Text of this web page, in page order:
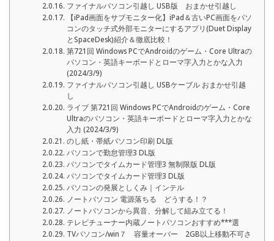
ファイナルパソコン引越し USB版 おまかせ引越し
【iPad画面をサブモニター化】iPad＆古いPC画面をパソ
コンのタッチ式外部モニターにするアプリ(Duet Display
とSpaceDesk)紹介＆徹底比較！
第721回 Windows PCでAndroidのゲーム・Core Ultraの
パソコン・英語キーボードとローマ字入力とかな入力
(2024/3/9)
ファイナルパソコン引越し USBケーブル おまかせ引越
し
ライブ 第721回 Windows PCでAndroidのゲーム・Core
Ultraのパソコン・英語キーボードとローマ字入力とかな
入力 (2024/3/9)
のし紙・帯紙パソコン印刷 DL版
パソコンで勤怠管理3 DL版
パソコンでタイムカード管理3 無制限版 DL版
パソコンでタイムカード管理3 DL版
パソコンの発展としくみ｜インテル
ノートパソコン 電源落ちる どうする！？
ノートパソコンから異音、分解して組み立てる！
テレビチューナー内蔵ノートパソコンおすすめ***選
TVパソコン/win７ 容量オーバー 2GB以上移動不可さ